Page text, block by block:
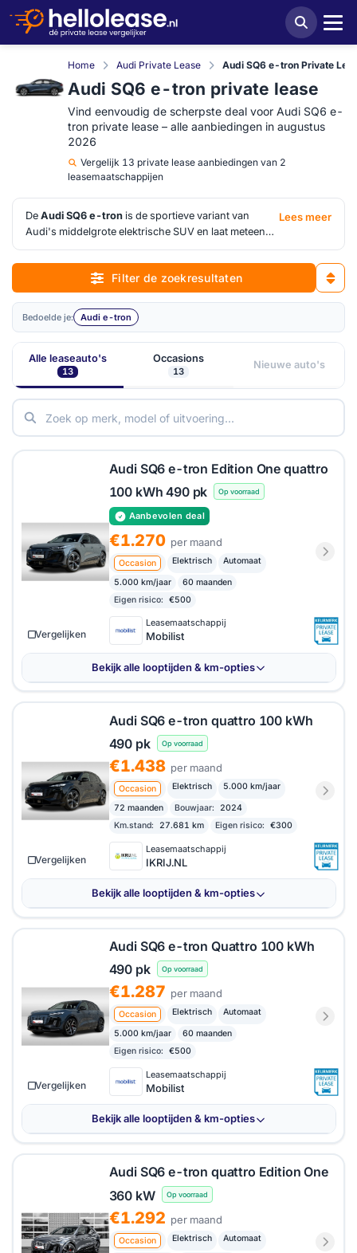
Home Audi Private Lease Audi SQ6 e-tron Private
Audi SQ6 e-tron private lease
Vind eenvoudig de scherpste deal voor Audi SQ6 e-
tron private lease – alle aanbiedingen in augustus
2026
Vergelijk 13 private lease aanbiedingen van 2
leasemaatschappijen
De Audi SQ6 e-tron is de sportieve variant van
Audi's middelgrote elektrische SUV en laat meteen
zien dat prestatiegerichte elektrische rijders niet
hoeven in te leveren op praktische bruikbaarheid.
Quattro-vierwielaandrijving, een laag zwaartepunt en
een afgewerkt interieur met Audi's digitale cockpit
maken hem tot een overtuigend alternatief voor wie
een premium SUV zoekt met een uitgesproken
karakter.Audi SQ6 e-tron private leasetrekt
daarmee kopers aan die rijdynamiek en comfort als
gelijkwaardige eisen stellen. De tarieven bij
verschillende leasemaatschappijen zijn via
Lees meer
Filter de zoekresultaten
Bedoelde je: Audi e-tron
Alle leaseauto's
13
Occasions
13
Nieuwe auto's
Audi SQ6 e-tron Edition One quattro
100 kWh 490 pk
Op voorraad
Aanbevolen deal
€1.270 per maand
Occasion Elektrisch Automaat
5.000 km/jaar
60 maanden
Eigen risico:
€500
Leasemaatschappij
Mobilist
Vergelijken
Bekijk alle looptijden & km-opties
Audi SQ6 e-tron quattro 100 kWh
490 pk
Op voorraad
€1.438 per maand
Occasion Elektrisch 5.000 km/jaar
72 maanden Bouwjaar:
2024
Km.stand:
27.681 km Eigen risico: €300
Leasemaatschappij
IKRIJ.NL
Vergelijken
Bekijk alle looptijden & km-opties
Audi SQ6 e-tron Quattro 100 kWh
490 pk
Op voorraad
€1.287 per maand
Occasion Elektrisch Automaat
5.000 km/jaar
60 maanden
Eigen risico:
€500
Leasemaatschappij
Mobilist
Vergelijken
Bekijk alle looptijden & km-opties
Audi SQ6 e-tron quattro Edition One
360 kW
Op voorraad
€1.292 per maand
Occasion Elektrisch Automaat